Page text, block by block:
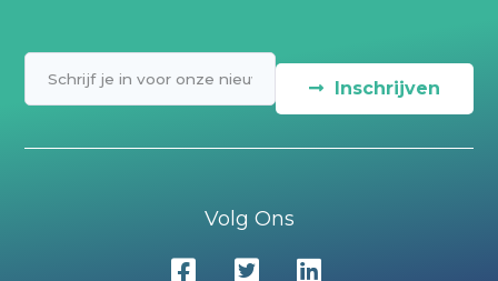
Inschrijven
Volg Ons